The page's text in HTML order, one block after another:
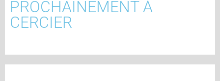
PROCHAINEMENT À
CERCIER